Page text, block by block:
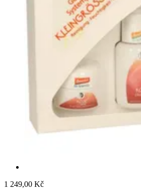
1 249,00 Kč